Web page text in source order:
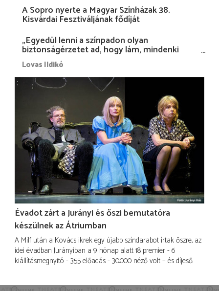
A Sopro nyerte a Magyar Színházak 38.
Kisvárdai Fesztiváljának fődíját
„Egyedül lenni a színpadon olyan
biztonságérzetet ad, hogy lám, mindenki
más nélkül is megvagyok magammal…”
Lovas Ildikó
Évadot zárt a Jurányi és őszi bemutatóra
készülnek az Átriumban
A Milf után a Kovács ikrek egy újabb színdarabot írtak őszre, az
idei évadban Jurányiban a 9 hónap alatt 18 premier - 6
kiállításmegnyitó - 355 előadás - 30.000 néző volt – és díjeső.